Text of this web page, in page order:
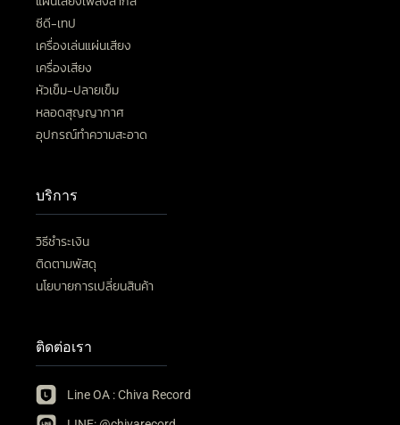
ซีดี-เทป
เครื่องเล่นแผ่นเสียง
เครื่องเสียง
หัวเข็ม-ปลายเข็ม
หลอดสุญญากาศ
อุปกรณ์ทำความสะอาด
บริการ
วิธีชำระเงิน
ติดตามพัสดุ
นโยบายการเปลี่ยนสินค้า
ติดต่อเรา
Line OA : Chiva Record